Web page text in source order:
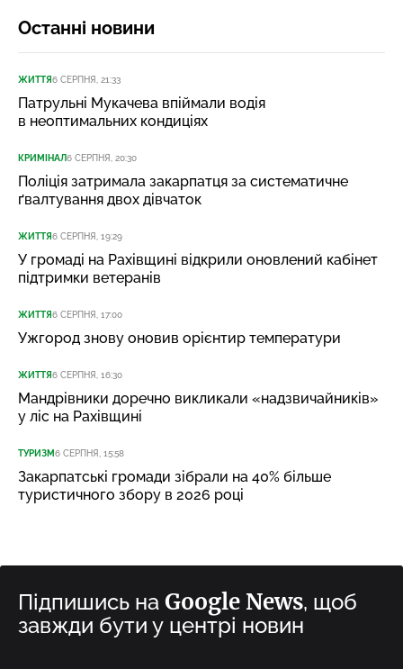
Останні новини
ЖИТТЯ6 СЕРПНЯ, 21:33
Патрульні Мукачева впіймали водія
в неоптимальних кондиціях
КРИМІНАЛ6 СЕРПНЯ, 20:30
Поліція затримала закарпатця за систематичне
ґвалтування двох дівчаток
ЖИТТЯ6 СЕРПНЯ, 19:29
У громаді на Рахівщині відкрили оновлений кабінет
підтримки ветеранів
ЖИТТЯ6 СЕРПНЯ, 17:00
Ужгород знову оновив орієнтир температури
ЖИТТЯ6 СЕРПНЯ, 16:30
Мандрівники доречно викликали «надзвичайників»
у ліс на Рахівщині
ТУРИЗМ6 СЕРПНЯ, 15:58
Закарпатські громади зібрали на 40% більше
туристичного збору в 2026 році
Підпишись на Google News, щоб
завжди бути у центрі новин